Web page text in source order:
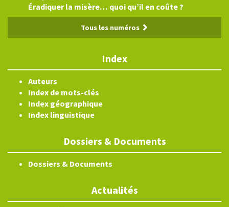
Éradiquer la misère… quoi qu’il en coûte ?
Tous les numéros
Index
Auteurs
Index de mots-clés
Index géographique
Index linguistique
Dossiers & Documents
Dossiers & Documents
Actualités